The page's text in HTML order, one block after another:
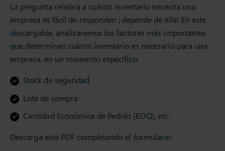
La pregunta relativa a cuánto inventario necesita una
empresa es fácil de responder: ¡depende de ella! En este
descargable, analizaremos los factores más importantes
que determinan cuánto inventario es necesario para una
empresa, en un momento específico:
Stock de seguridad
Lote de compra
Cantidad Económica de Pedido (EOQ), etc.
Descarga este PDF completando el formulario.